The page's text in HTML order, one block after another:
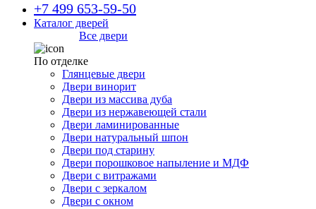
+7 499 653-59-50
Каталог дверей
Все двери
По отделке
Глянцевые двери
Двери винорит
Двери из массива дуба
Двери из нержавеющей стали
Двери ламинированные
Двери натуральный шпон
Двери под старину
Двери порошковое напыление и МДФ
Двери с витражами
Двери с зеркалом
Двери с окном